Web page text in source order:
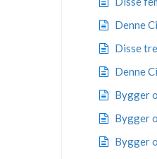
Denne
Disse
Denne
Bygger
Bygger
Bygger